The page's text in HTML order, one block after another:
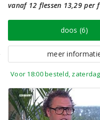
vanaf 12 flessen 13,29 per
doos (6)
meer
Voor 18:00 besteld,